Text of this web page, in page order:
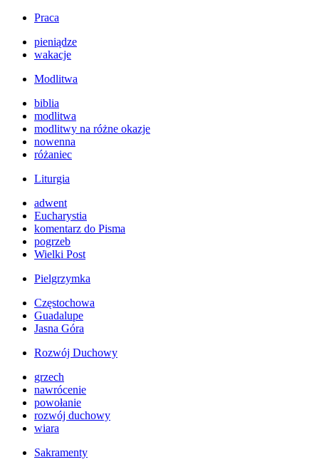
Praca
pieniądze
wakacje
Modlitwa
biblia
modlitwa
modlitwy na różne okazje
nowenna
różaniec
Liturgia
adwent
Eucharystia
komentarz do Pisma
pogrzeb
Wielki Post
Pielgrzymka
Częstochowa
Guadalupe
Jasna Góra
Rozwój Duchowy
grzech
nawrócenie
powołanie
rozwój duchowy
wiara
Sakramenty